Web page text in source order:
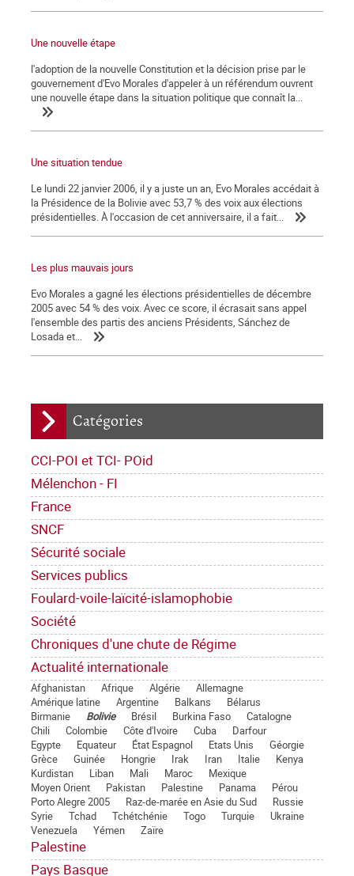
Catégories
CCI-POI et TCI- POid
Mélenchon - FI
France
SNCF
Sécurité sociale
Services publics
Foulard-voile-laïcité-islamophobie
Société
Chroniques d'une chute de Régime
Actualité internationale
Afghanistan Afrique Algérie
Allemagne
Amérique latine
Argentine Balkans
Bélarus
Birmanie
Bolivie Brésil Burkina Faso
Catalogne
Chili
Colombie Côte d'Ivoire Cuba
Darfour
Egypte
Equateur État Espagnol Etats Unis
Géorgie
Grèce
Guinée Hongrie Irak Iran Italie
Kenya
Kurdistan
Liban Mali Maroc
Mexique
Moyen Orient
Pakistan Palestine Panama
Pérou
Porto Alegre 2005
Raz-de-marée en Asie du Sud
Russie
Syrie
Tchad Tchétchénie Togo Turquie
Ukraine
Venezuela
Yémen Zaïre
Palestine
Pays Basque
Une nouvelle étape
l'adoption de la nouvelle Constitution et la décision prise par le
gouvernement d'Evo Morales d'appeler à un référendum ouvrent
une nouvelle étape dans la situation politique que connaît la...
Une situation tendue
Le lundi 22 janvier 2006, il y a juste un an, Evo Morales accédait à
la Présidence de la Bolivie avec 53,7 % des voix aux élections
présidentielles. À l'occasion de cet anniversaire, il a fait...
Les plus mauvais jours
Evo Morales a gagné les élections présidentielles de décembre
2005 avec 54 % des voix. Avec ce score, il écrasait sans appel
l'ensemble des partis des anciens Présidents, Sánchez de
Losada et...